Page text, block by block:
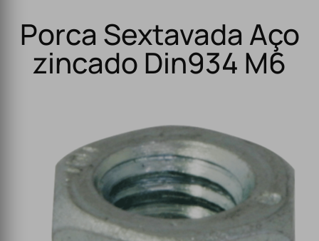
Porca Sextavada Aço
zincado Din934 M6